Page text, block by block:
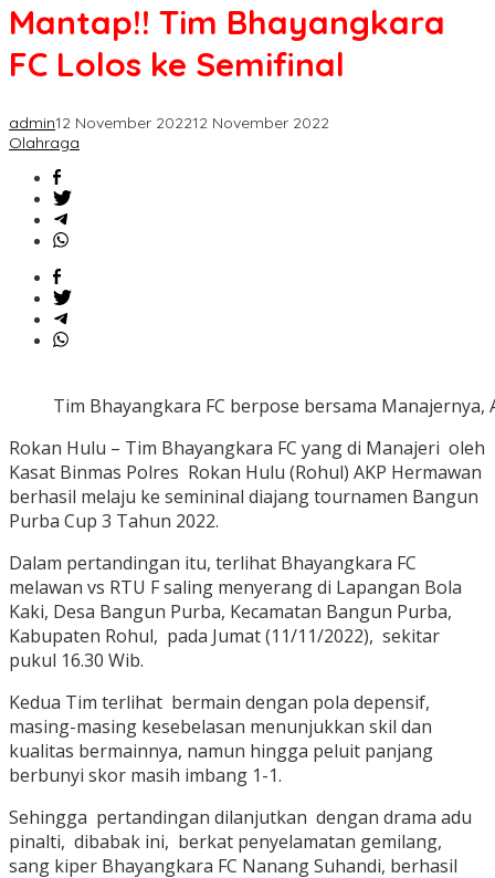
FC
ke
Mantap!! Tim Bhayangkara
FC Lolos ke Semifinal
admin12 November 202212 November 2022
Olahraga
Tim Bhayangkara FC berpose bersama
Rokan Hulu – Tim Bhayangkara FC yang di Manajeri oleh
Kasat Binmas Polres Rokan Hulu (Rohul) AKP Hermawan
berhasil melaju ke semininal diajang tournamen Bangun
Purba Cup 3 Tahun 2022.
Dalam pertandingan itu, terlihat Bhayangkara FC
melawan vs RTU F saling menyerang di Lapangan Bola
Kaki, Desa Bangun Purba, Kecamatan Bangun Purba,
Kabupaten Rohul, pada Jumat (11/11/2022), sekitar
pukul 16.30 Wib.
Kedua Tim terlihat bermain dengan pola depensif,
masing-masing kesebelasan menunjukkan skil dan
kualitas bermainnya, namun hingga peluit panjang
berbunyi skor masih imbang 1-1.
Sehingga pertandingan dilanjutkan dengan drama adu
pinalti, dibabak ini, berkat penyelamatan gemilang,
sang kiper Bhayangkara FC Nanang Suhandi, berhasil